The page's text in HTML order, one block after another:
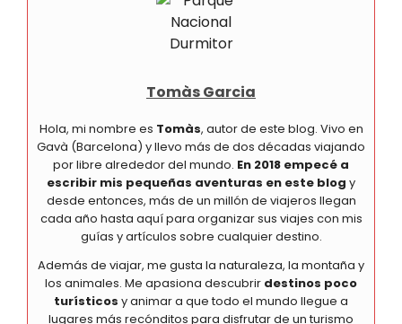
Tomàs Garcia
Hola, mi nombre es Tomàs, autor de este blog. Vivo en
Gavà (Barcelona) y llevo más de dos décadas viajando
por libre alrededor del mundo. En 2018 empecé a
escribir mis pequeñas aventuras en este blog y
desde entonces, más de un millón de viajeros llegan
cada año hasta aquí para organizar sus viajes con mis
guías y artículos sobre cualquier destino.
Además de viajar, me gusta la naturaleza, la montaña y
los animales. Me apasiona descubrir destinos poco
turísticos y animar a que todo el mundo llegue a
lugares más recónditos para disfrutar de un turismo